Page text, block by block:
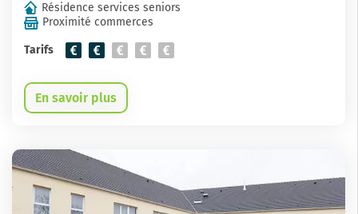
Résidence services seniors
Proximité commerces
Tarifs
En savoir plus